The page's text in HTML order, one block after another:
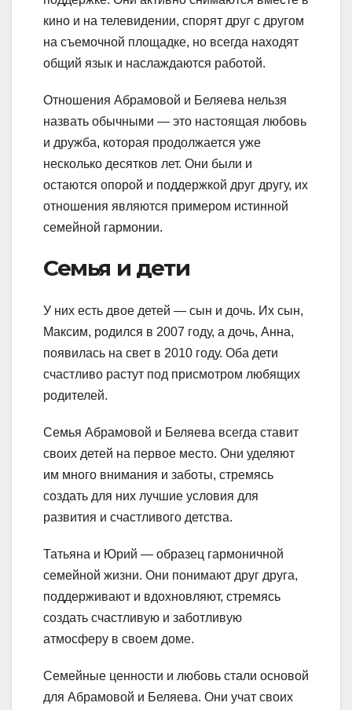
кино и на телевидении, спорят друг с другом
на съемочной площадке, но всегда находят
общий язык и наслаждаются работой.
Отношения Абрамовой и Беляева нельзя
назвать обычными — это настоящая любовь
и дружба, которая продолжается уже
несколько десятков лет. Они были и
остаются опорой и поддержкой друг другу, их
отношения являются примером истинной
семейной гармонии.
Семья и дети
У них есть двое детей — сын и дочь. Их сын,
Максим, родился в 2007 году, а дочь, Анна,
появилась на свет в 2010 году. Оба дети
счастливо растут под присмотром любящих
родителей.
Семья Абрамовой и Беляева всегда ставит
своих детей на первое место. Они уделяют
им много внимания и заботы, стремясь
создать для них лучшие условия для
развития и счастливого детства.
Татьяна и Юрий — образец гармоничной
семейной жизни. Они понимают друг друга,
поддерживают и вдохновляют, стремясь
создать счастливую и заботливую
атмосферу в своем доме.
Семейные ценности и любовь стали основой
для Абрамовой и Беляева. Они учат своих